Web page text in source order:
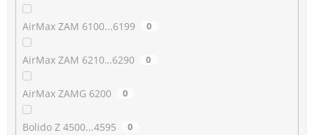
AirMax ZAM 6100...6199 0
AirMax ZAM 6210…6290 0
AirMax ZAMG 6200 0
Bolido Z 4500...4595 0